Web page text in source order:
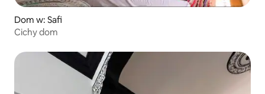
Dom w: Safi
Cichy dom